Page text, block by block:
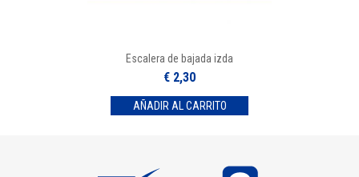
Escalera de bajada izda
€ 2,30